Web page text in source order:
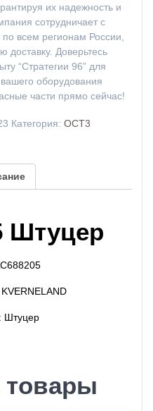
их надежность и
сотрудничает с
всем регионам России,
доставку. Доверьтесь
“Стратегии 96” для
оборудования
части прямо сейчас!
Категория: ОСТ3
Штуцер
Штуцер